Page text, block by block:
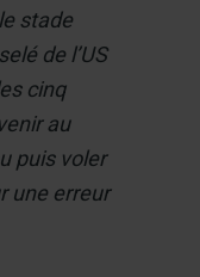
stade
de l’US
cinq
au
puis voler
une erreur